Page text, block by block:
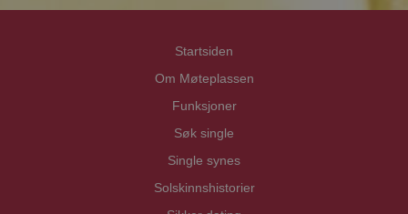
Startsiden
Om Møteplassen
Funksjoner
Søk single
Single synes
Solskinnshistorier